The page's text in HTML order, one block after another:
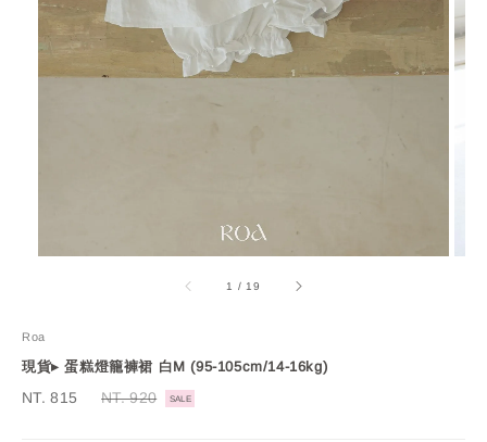
1 / 19
Roa
現貨▸ 蛋糕燈籠褲裙 白M (95-105cm/14-16kg)
Sale
NT. 815
Regular
NT. 920 SALE